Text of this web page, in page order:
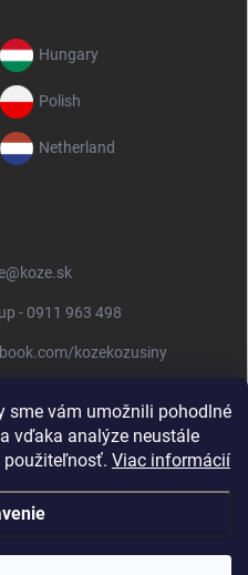
sme vám umožnili pohodlné
vďaka analýze neustále
použiteľnosť. Viac informácií
Hungary
Polish
Netherland
@koze.sk
- 0911 963 498
kozekozusiny
už 9 rokov